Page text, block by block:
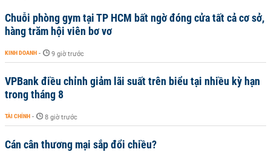
Chuỗi phòng gym tại TP HCM bất ngờ đóng cửa tất cả cơ sở,
hàng trăm hội viên bơ vơ
KINH DOANH - 9 giờ trước
VPBank điều chỉnh giảm lãi suất trên biểu tại nhiều kỳ hạn
trong tháng 8
TÀI CHÍNH - 8 giờ trước
Cán cân thương mại sắp đổi chiều?